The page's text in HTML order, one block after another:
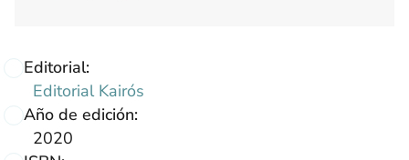
Editorial:
Editorial Kairós
Año de edición:
2020